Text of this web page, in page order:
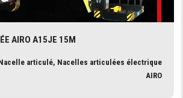
AIRO A15JE 15M
articulé, Nacelles articulées électrique
AIRO